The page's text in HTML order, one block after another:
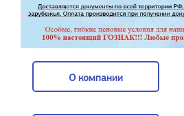
О компании